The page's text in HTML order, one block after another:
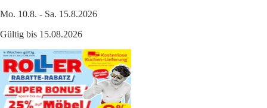
Mo. 10.8. - Sa. 15.8.2026
Gültig bis 15.08.2026